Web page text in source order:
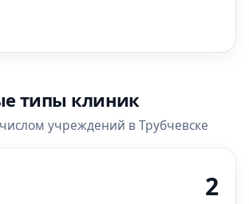
типы клиник
учреждений в Трубчевске
2